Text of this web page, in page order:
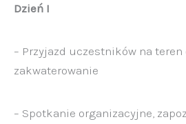
Dzień I
– Przyjazd uczestników na teren
zakwaterowanie
– Spotkanie organizacyjne,